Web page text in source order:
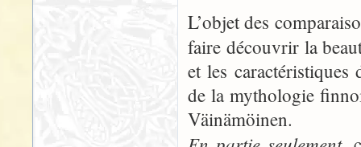
L’objet des
faire découvrir la
et les
de la mythologie
Väinämöinen.